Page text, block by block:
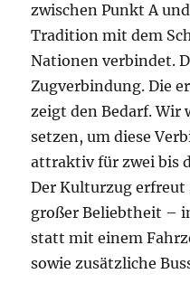
zwischen Punkt A
Tradition mit dem
Nationen verbindet.
Zugverbindung. Die
zeigt den Bedarf. Wir
setzen, um diese
attraktiv für zwei bis
Der Kulturzug erfreut
großer Beliebtheit –
statt mit einem
sowie zusätzliche